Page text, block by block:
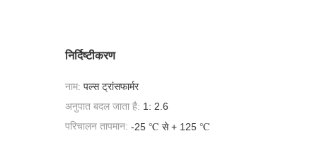
निर्दिष्टीकरण
नाम: पल्स ट्रांसफार्मर
अनुपात बदल जाता है: 1: 2.6
परिचालन तापमान: -25 ℃ से + 125 ℃